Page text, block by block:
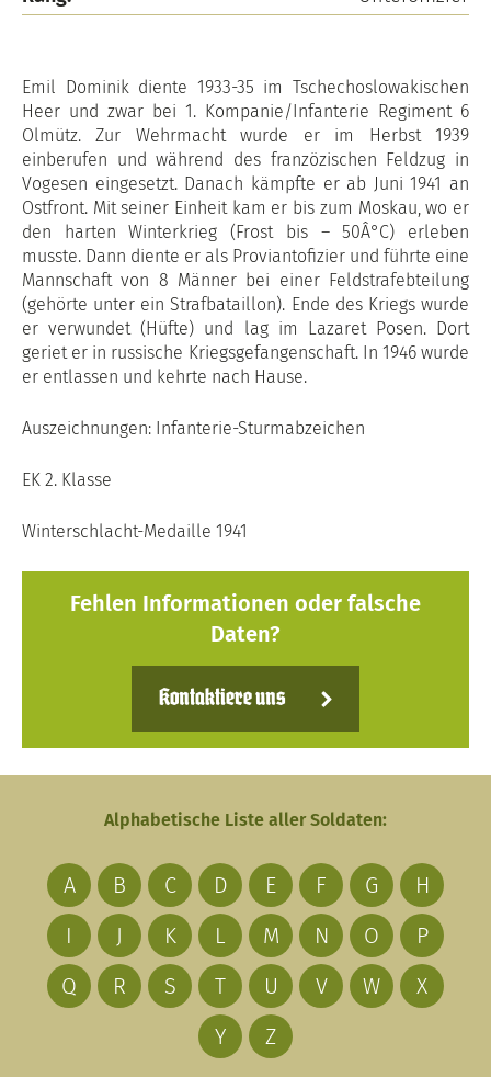
Emil Dominik diente 1933-35 im Tschechoslowakischen
Heer und zwar bei 1. Kompanie/Infanterie Regiment 6
Olmütz. Zur Wehrmacht wurde er im Herbst 1939
einberufen und während des franzözischen Feldzug in
Vogesen eingesetzt. Danach kämpfte er ab Juni 1941 an
Ostfront. Mit seiner Einheit kam er bis zum Moskau, wo er
den harten Winterkrieg (Frost bis – 50Â°C) erleben
musste. Dann diente er als Proviantofizier und führte eine
Mannschaft von 8 Männer bei einer Feldstrafebteilung
(gehörte unter ein Strafbataillon). Ende des Kriegs wurde
er verwundet (Hüfte) und lag im Lazaret Posen. Dort
geriet er in russische Kriegsgefangenschaft. In 1946 wurde
er entlassen und kehrte nach Hause.
Auszeichnungen: Infanterie-Sturmabzeichen
EK 2. Klasse
Winterschlacht-Medaille 1941
Fehlen Informationen oder falsche
Daten?
Kontaktiere uns
Alphabetische Liste aller Soldaten:
A B C D E F G
H
I
J K L M N O
P
Q
R S T U V W
X
Y
Z